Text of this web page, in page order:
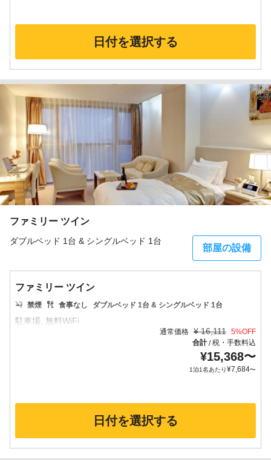
日付を選択する
ファミリー ツイン
ダブルベッド 1台 & シングルベッド 1台
部屋の設備
ファミリー ツイン
禁煙 食事なし ダブルベッド 1台 & シングルベッド 1台
通常価格 ¥ 16,111 5%OFF
合計/税・手数料込
¥15,368〜
1泊1名あたり¥7,684〜
日付を選択する